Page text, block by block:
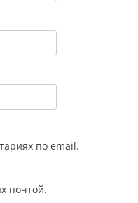
по email.
почтой.